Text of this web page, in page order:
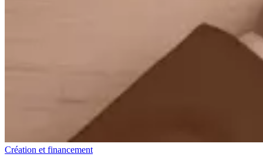
Création et financement